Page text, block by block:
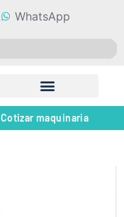
WhatsApp
Cotizar maquinaria